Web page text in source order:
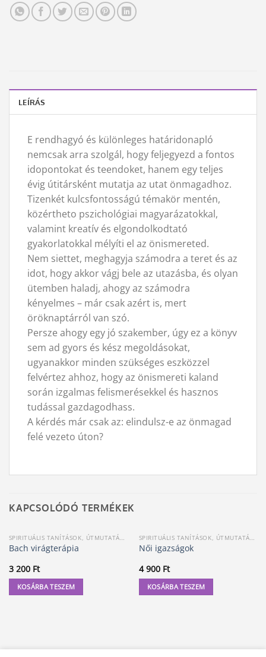
LEÍRÁS
E rendhagyó és különleges határidonapló
nemcsak arra szolgál, hogy feljegyezd a fontos
idopontokat és teendoket, hanem egy teljes
évig útitársként mutatja az utat önmagadhoz.
Tizenkét kulcsfontosságú témakör mentén,
közértheto pszichológiai magyarázatokkal,
valamint kreatív és elgondolkodtató
gyakorlatokkal mélyíti el az önismereted.
Nem siettet, meghagyja számodra a teret és az
idot, hogy akkor vágj bele az utazásba, és olyan
ütemben haladj, ahogy az számodra
kényelmes – már csak azért is, mert
öröknaptárról van szó.
Persze ahogy egy jó szakember, úgy ez a könyv
sem ad gyors és kész megoldásokat,
ugyanakkor minden szükséges eszközzel
felvértez ahhoz, hogy az önismereti kaland
során izgalmas felismerésekkel és hasznos
tudással gazdagodhass.
A kérdés már csak az: elindulsz-e az önmagad
felé vezeto úton?
KAPCSOLÓDÓ TERMÉKEK
Bach virágterápia
3 200 Ft
KOSÁRBA TESZEM
Női igazságok
4 900 Ft
KOSÁRBA TESZEM